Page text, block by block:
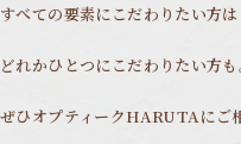
すべての要素にこだわりたい方は
どれかひとつにこだわりたい方も
ぜひオプティークHARUTAにご